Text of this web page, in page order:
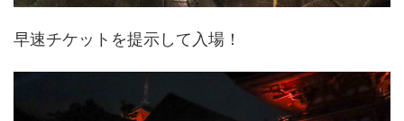
早速チケットを提示して入場！